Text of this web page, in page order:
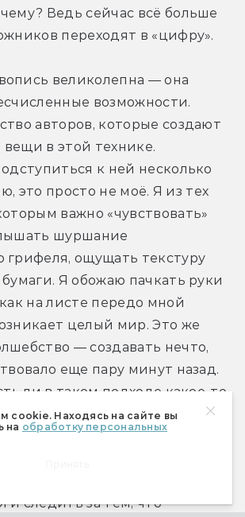
cookie. Находясь на сайте вы
на обработку персональных
Ведь сейчас всё больше
переходят в «цифру».
великолепна — она
возможности.
авторов, которые создают
в этой технике.
к ней несколько
это просто не моё. Я из тех
важно «чувствовать»
шуршание
грифеля, ощущать текстуру
Я обожаю пачкать руки
на листе передо мной
целый мир. Это же
— создавать нечто,
еще пару минут назад.
ли в таком подходе какое-то
но удовольствие — наверняка.
следить за тем, что